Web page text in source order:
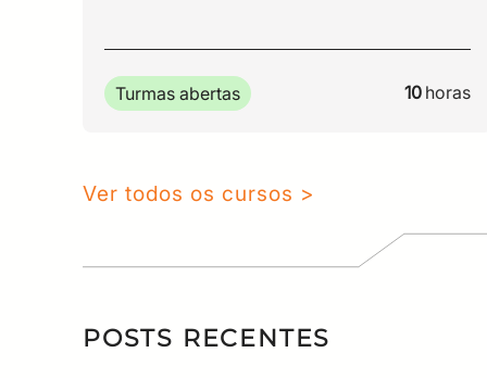
Turmas abertas 10 horas
Ver todos os cursos >
POSTS RECENTES